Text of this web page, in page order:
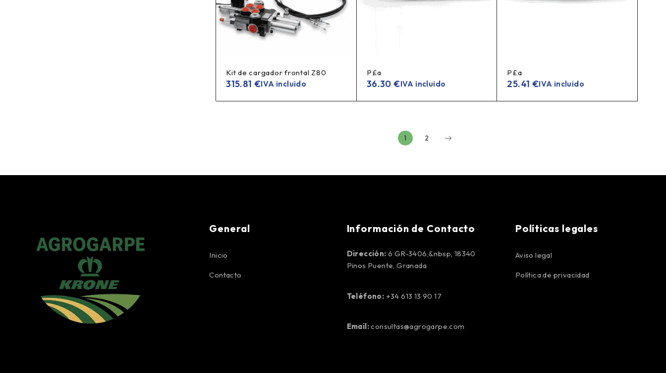
Kit de cargador frontal Z80
315.81 €IVA incluido
P£a
36.30€IVA incluido
P£a
25.41 €IVA incluido
1 2
General
Inicio
Contacto
Información de Contacto
Dirección: 6 GR-3406,&nbsp, 18340
Pinos Puente, Granada
Teléfono: +34 613 13 90 17
Email:consultas@agrogarpe.com
Políticas legales
Aviso legal
Política de privacidad